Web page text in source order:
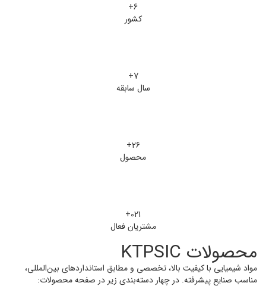
6+
کشور
7+
سال سابقه
26+
محصول
021+
مشتریان فعال
محصولات KTPSIC
مواد شیمیایی با کیفیت بالا، تخصصی و مطابق استانداردهای بین‌المللی،
مناسب صنایع پیشرفته. در چهار دسته‌بندی زیر در صفحه محصولات: